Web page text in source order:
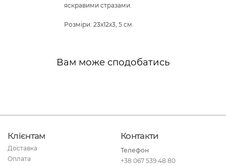
яскравими стразами.
Розміри: 23х12х3, 5 см.
Вам може сподобатись
Клієнтам
Доставка
Оплата
Контакти
Телефон
+38 067 539 48 80